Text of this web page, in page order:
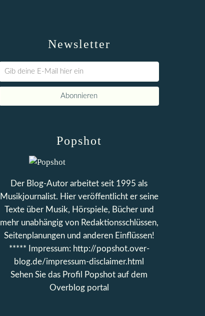
Newsletter
Popshot
Der Blog-Autor arbeitet seit 1995 als
Musikjournalist. Hier veröffentlicht er seine
Texte über Musik, Hörspiele, Bücher und
mehr unabhängig von Redaktionsschlüssen,
Seitenplanungen und anderen Einflüssen!
***** Impressum: http://popshot.over-
blog.de/impressum-disclaimer.html
Sehen Sie das Profil
Popshot auf dem
Overblog portal